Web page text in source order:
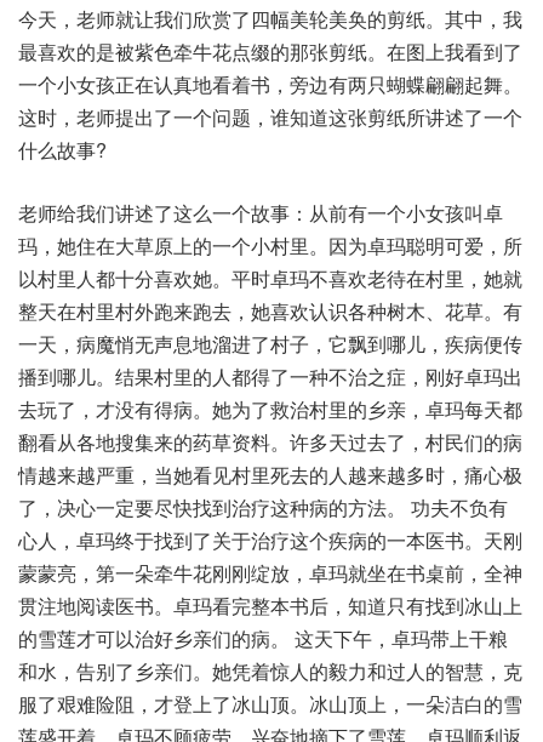
今天，老师就让我们欣赏了四幅美轮美奂的剪纸。其中，我
最喜欢的是被紫色牵牛花点缀的那张剪纸。在图上我看到了
一个小女孩正在认真地看着书，旁边有两只蝴蝶翩翩起舞。
这时，老师提出了一个问题，谁知道这张剪纸所讲述了一个
什么故事?
老师给我们讲述了这么一个故事：从前有一个小女孩叫卓
玛，她住在大草原上的一个小村里。因为卓玛聪明可爱，所
以村里人都十分喜欢她。平时卓玛不喜欢老待在村里，她就
整天在村里村外跑来跑去，她喜欢认识各种树木、花草。有
一天，病魔悄无声息地溜进了村子，它飘到哪儿，疾病便传
播到哪儿。结果村里的人都得了一种不治之症，刚好卓玛出
去玩了，才没有得病。她为了救治村里的乡亲，卓玛每天都
翻看从各地搜集来的药草资料。许多天过去了，村民们的病
情越来越严重，当她看见村里死去的人越来越多时，痛心极
了，决心一定要尽快找到治疗这种病的方法。 功夫不负有
心人，卓玛终于找到了关于治疗这个疾病的一本医书。天刚
蒙蒙亮，第一朵牵牛花刚刚绽放，卓玛就坐在书桌前，全神
贯注地阅读医书。卓玛看完整本书后，知道只有找到冰山上
的雪莲才可以治好乡亲们的病。 这天下午，卓玛带上干粮
和水，告别了乡亲们。她凭着惊人的毅力和过人的智慧，克
服了艰难险阻，才登上了冰山顶。冰山顶上，一朵洁白的雪